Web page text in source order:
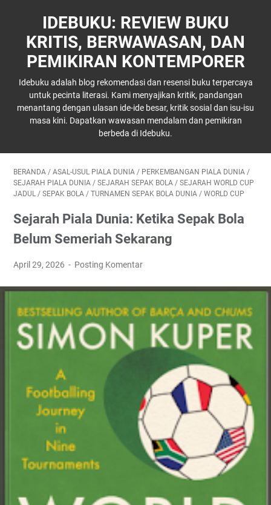
IDEBUKU: REVIEW BUKU
KRITIS, BERWAWASAN, DAN
PEMIKIRAN KONTEMPORER
Idebuku adalah blog rekomendasi dan resensi buku terpercaya
untuk pecinta literasi. Kami menyajikan kritik, pandangan
menantang dengan ulasan ide-ide besar, kritik sosial dan isu-isu
masa kini. Dapatkan wawasan mendalam dan pemikiran
berbeda di Idebuku.
BERANDA / ASAL-USUL PIALA DUNIA / PERKEMBANGAN PIALA DUNIA /
SEJARAH PIALA DUNIA / SEJARAH SEPAK BOLA / SEJARAH WORLD CUP
JADUL / SEPAK BOLA / TURNAMEN SEPAK BOLA DUNIA / WORLD CUP
Sejarah Piala Dunia: Ketika Sepak Bola
Belum Semeriah Sekarang
April 29, 2026 Posting Komentar